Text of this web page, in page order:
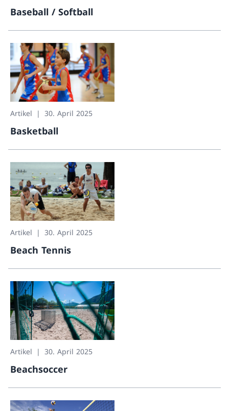
Baseball / Softball
Baseball / Softball
Artikel 30. April 2025
Basketball
Basketball
Artikel 30. April 2025
Beach Tennis
Beach Tennis
Artikel 30. April 2025
Beachsoccer
Beachsoccer